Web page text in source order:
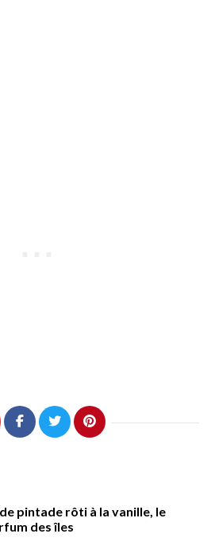
pintade rôti à la vanille, le
des îles